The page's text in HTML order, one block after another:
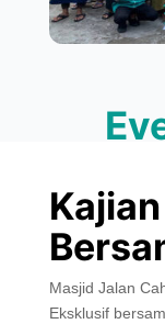
Masjid Jalan
Eksklusif